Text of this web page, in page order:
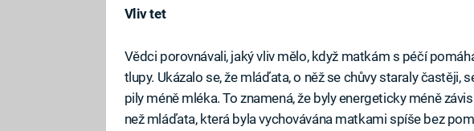
Vliv tet
Vědci porovnávali, jaký vliv mělo, když matkám s péčí
tlupy. Ukázalo se, že mláďata, o něž se chůvy staraly častěji,
pily méně mléka. To znamená, že byly energeticky méně
než mláďata, která byla vychovávána matkami spíše bez